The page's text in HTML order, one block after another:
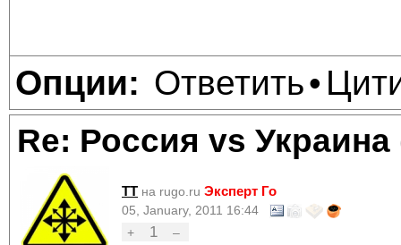
Опции: Ответить•
Re: Россия vs
TT на rugo.ru Эксперт Го
05, January, 2011 16:44
+
1 –